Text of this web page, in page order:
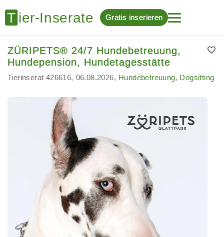
Gratis inserieren
ZÜRIPETS® 24/7 Hundebetreuung,
Hundepension, Hundetagesstätte
Tierinserat 426616 06.08.2026 Hundebetreuung, Dogsitting